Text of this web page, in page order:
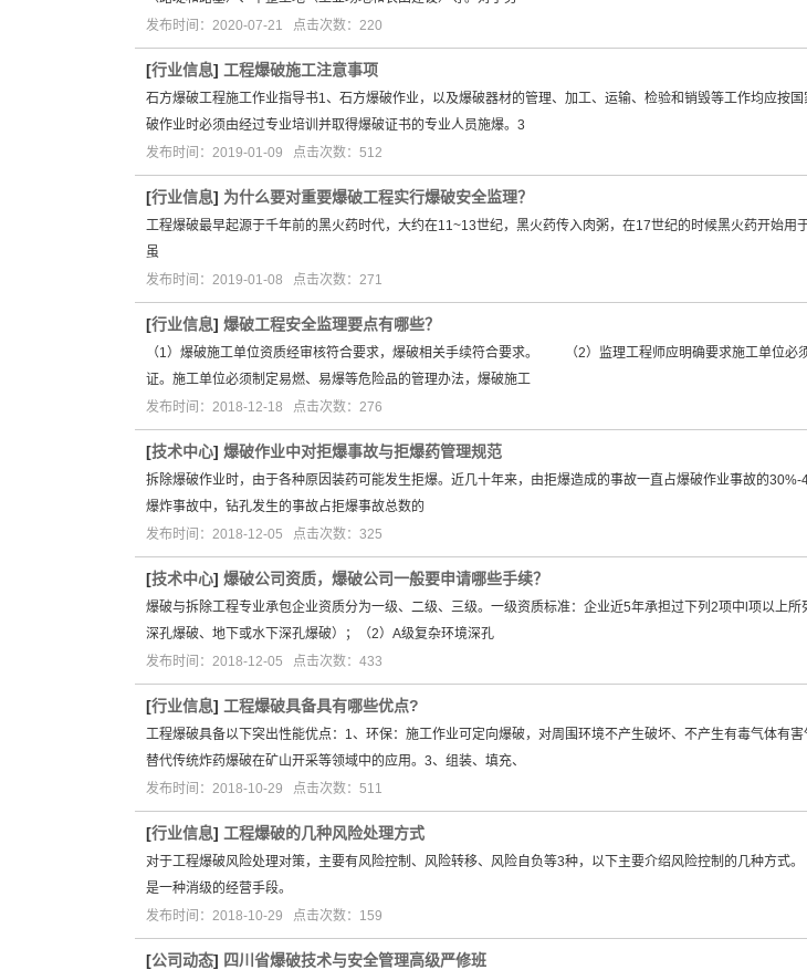
发布时间：2020-07-21 点击次数：220
[行业信息] 工程爆破施工注意事项
石方爆破工程施工作业指导书1、石方爆破作业，以及爆破器材的管理、加工、运输、检验和销毁等工作均应按
破作业时必须由经过专业培训并取得爆破证书的专业人员施爆。3
发布时间：2019-01-09 点击次数：512
[行业信息] 为什么要对重要爆破工程实行爆破安全监理？
工程爆破最早起源于千年前的黑火药时代，大约在11~13世纪，黑火药传入肉粥，在17世纪的时候黑火药开始
虽
发布时间：2019-01-08 点击次数：271
[行业信息] 爆破工程安全监理要点有哪些？
（1）爆破施工单位资质经审核符合要求，爆破相关手续符合要求。 （2）监理工程师应明确要求施工单位必
证。施工单位必须制定易燃、易爆等危险品的管理办法，爆破施工
发布时间：2018-12-18 点击次数：276
[技术中心] 爆破作业中对拒爆事故与拒爆药管理规范
拆除爆破作业时，由于各种原因装药可能发生拒爆。近几十年来，由拒爆造成的事故一直占爆破作业事故的
爆炸事故中，钻孔发生的事故占拒爆事故总数的
发布时间：2018-12-05 点击次数：325
[技术中心] 爆破公司资质，爆破公司一般要申请哪些手续？
爆破与拆除工程专业承包企业资质分为一级、二级、三级。一级资质标准：企业近5年承担过下列2项中l项以上
深孔爆破、地下或水下深孔爆破）；（2）A级复杂环境深孔
发布时间：2018-12-05 点击次数：433
[行业信息] 工程爆破具备具有哪些优点?
工程爆破具备以下突出性能优点：1、环保：施工作业可定向爆破，对周围环境不产生破坏、不产生有毒气体有
替代传统炸药爆破在矿山开采等领域中的应用。3、组装、填充、
发布时间：2018-10-29 点击次数：511
[行业信息] 工程爆破的几种风险处理方式
对于工程爆破风险处理对策，主要有风险控制、风险转移、风险自负等3种，以下主要介绍风险控制的几种
是一种消级的经营手段。
发布时间：2018-10-29 点击次数：159
[公司动态] 四川省爆破技术与安全管理高级严修班